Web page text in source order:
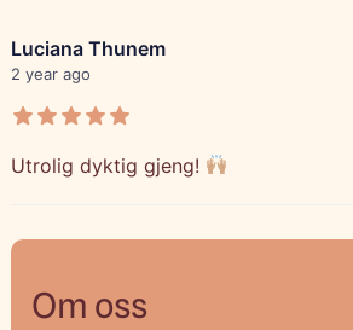
Luciana Thunem
2 year ago
Utrolig dyktig gjeng!
Om oss